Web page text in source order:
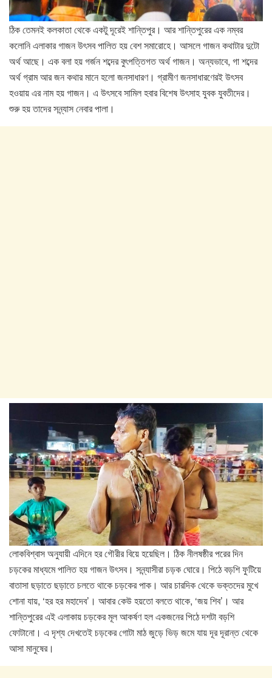
ঠিক তেমনই কলকাতা থেকে একটু দূরেই শান্তিপুর। আর শান্তিপুরের এক নম্বর
কলোনি এলাকার গাজন উৎসব পালিত হয় বেশ সমারোহে। আসলে গাজন কথাটার দুটো
অর্থ আছে। এক বলা হয় গর্জন শব্দের বুৎপত্তিগত অর্থ গাজন। অন্যভাবে, গা শব্দের
অর্থ গ্রাম আর জন কথার মানে হলো জনসাধারণ। গ্রামীণ জনসাধারণেরই উৎসব
হওয়ায় এর নাম হয় গাজন। এ উৎসবে সামিল হবার বিশেষ উৎসাহ যুবক যুবতীদের।
শুরু হয় তাদের সন্ন্যাস নেবার পালা।
লোকবিশ্বাস অনুযায়ী এদিনে হর গৌরীর বিয়ে হয়েছিল। ঠিক নীলষষ্ঠীর পরের দিন
চড়কের মাধ্যমে পালিত হয় গাজন উৎসব। সন্ন্যাসীরা চড়ক ঘোরে। পিঠে বড়শি ফুটিয়ে
বাতাসা ছড়াতে ছড়াতে চলতে থাকে চড়কের পাক। আর চারদিক থেকে ভক্তদের মুখে
শোনা যায়, ‘হর হর মহাদেব’। আবার কেউ হয়তো বলতে থাকে, ‘জয় শিব’। আর
শান্তিপুরের এই এলাকায় চড়কের মূল আকর্ষণ হল একজনের পিঠে দশটা বড়শি
ফোটানো। এ দৃশ্য দেখতেই চড়কের গোটা মাঠ জুড়ে ভিড় জমে যায় দূর দূরান্ত থেকে
আসা মানুষের।